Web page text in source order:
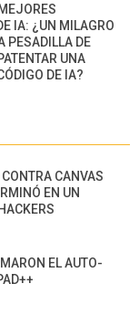
IA: ¿UN MILAGRO
PESADILLA DE
UNA
DE IA?
CANVAS
EN UN
EL AUTO-